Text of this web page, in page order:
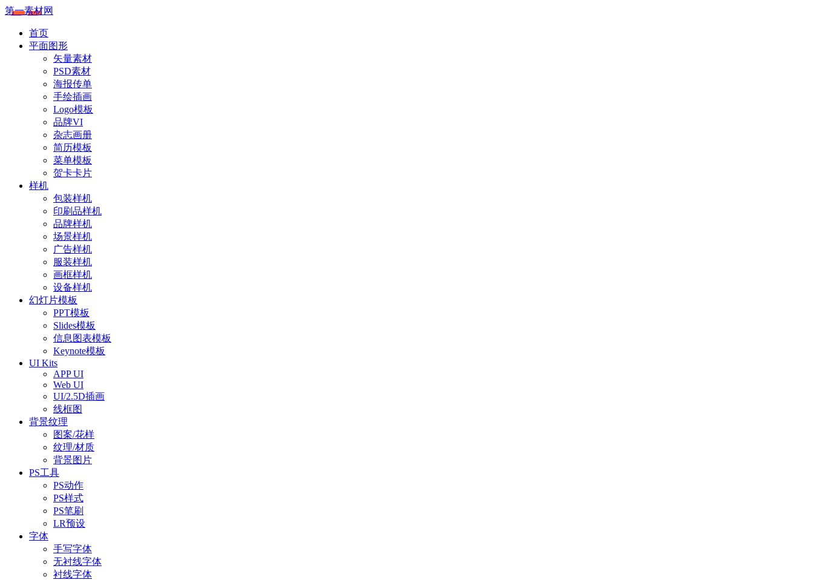
第一素材网
首页
平面图形
矢量素材
PSD素材
海报传单
手绘插画
Logo模板
品牌VI
杂志画册
简历模板
菜单模板
贺卡卡片
样机
包装样机
印刷品样机
品牌样机
场景样机
广告样机
服装样机
画框样机
设备样机
幻灯片模板
PPT模板
Slides模板
信息图表模板
Keynote模板
UI Kits
APP UI
Web UI
UI/2.5D插画
线框图
背景纹理
图案/花样
纹理/材质
背景图片
PS工具
PS动作
PS样式
PS笔刷
LR预设
字体
手写字体
无衬线字体
衬线字体